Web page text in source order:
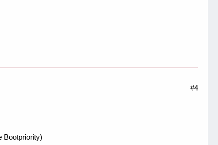
#4
Bootpriority)